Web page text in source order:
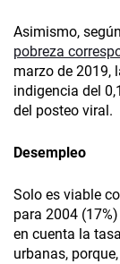
Asimismo,
pobreza
marzo de 2019,
indigencia del
del posteo viral.
Desempleo
Solo es viable
para 2004
en cuenta la
urbanas,